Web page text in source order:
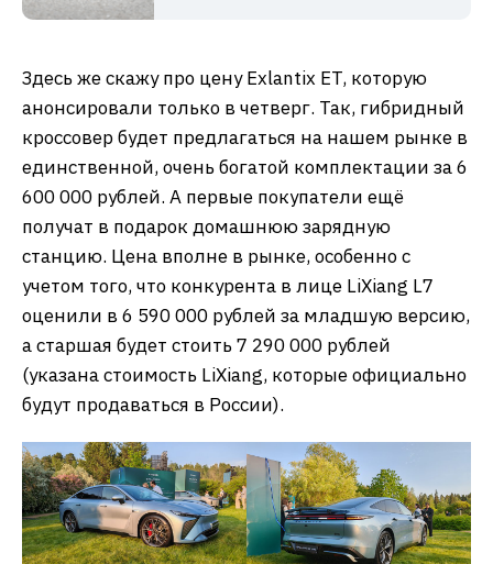
Здесь же скажу про цену Exlantix ET, которую
анонсировали только в четверг. Так, гибридный
кроссовер будет предлагаться на нашем рынке в
единственной, очень богатой комплектации за 6
600 000 рублей. А первые покупатели ещё
получат в подарок домашнюю зарядную
станцию. Цена вполне в рынке, особенно с
учетом того, что конкурента в лице LiXiang L7
оценили в 6 590 000 рублей за младшую версию,
а старшая будет стоить 7 290 000 рублей
(указана стоимость LiXiang, которые официально
будут продаваться в России).